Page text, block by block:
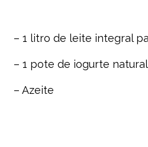
– 1 litro de leite integral
– 1 pote de iogurte natural
– Azeite